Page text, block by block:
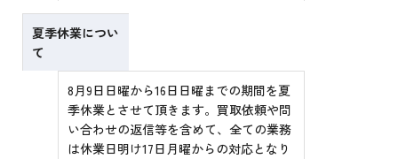
夏季休業につい
て
8月9日日曜から16日日曜までの期間を夏
季休業とさせて頂きます。買取依頼や問
い合わせの返信等を含めて、全ての業務
は休業日明け17日月曜からの対応となり